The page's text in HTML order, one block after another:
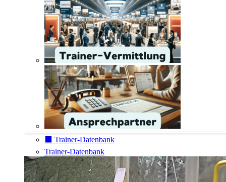
⬛️ Trainer-Datenbank
Trainer-Datenbank